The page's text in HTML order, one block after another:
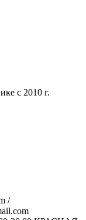
с 2010 г.
/